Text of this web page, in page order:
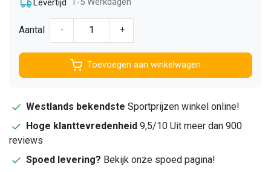
Levertijd
Aantal - +
Toevoegen aan winkelwagen
Westlands bekendste Sportprijzen winkel online!
Hoge klanttevredenheid 9,5/10 Uit meer dan 900
reviews
Spoed levering? Bekijk onze spoed pagina!